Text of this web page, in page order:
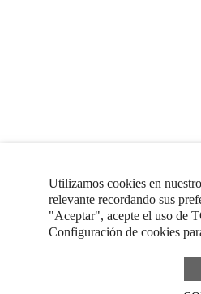
Utilizamos cookies en
relevante recordando sus
"Aceptar", acepte el uso de
Configuración de cookies